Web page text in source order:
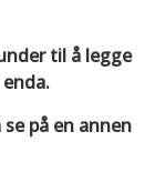
til å legge
på en annen